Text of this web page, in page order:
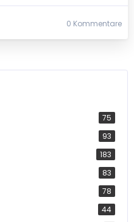
0 Kommentare
75
93
183
83
78
44